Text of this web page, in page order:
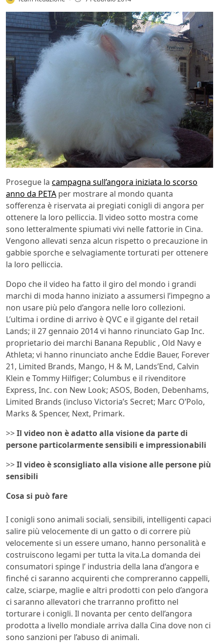
Prosegue la campagna sull’angora iniziata lo scorso
anno da PETA per mostrare al mondo quanta
sofferenza è riservata ai pregiati conigli di angora per
ottenere la loro pelliccia. Il video sotto mostra come
sono letteralmente spiumati vivi nelle fattorie in Cina.
Vengono allevati senza alcun rispetto o precauzione in
gabbie sporche e selvagiamente torturati per ottenere
la loro pelliccia.
Dopo che il video ha fatto il giro del mondo i grandi
marchi di moda hanno iniziato a assumersi l’impegno a
non usare più pelo d’angora nelle loro collezioni.
L’ultima i ordine di arrivo è QVC e il gigante del retail
Lands; il 27 gennaio 2014 vi hanno rinunciato Gap Inc.
proprietario dei marchi Banana Republic , Old Navy e
Athleta; vi hanno rinunciato anche Eddie Bauer, Forever
21, Limited Brands, Mango, H & M, Lands’End, Calvin
Klein e Tommy Hilfiger; Columbus e il rivenditore
Express, Inc. con New Look; ASOS, Boden, Debenhams,
Limited Brands (incluso Victoria’s Secret; Marc O’Polo,
Marks & Spencer, Next, Primark.
>>Il video non è adatto alla visione da parte di
persone particolarmente sensibili e impressionabili
>>Il video è sconsigliato alla visione alle persone più
sensibili
Cosa si può fare
I conigli sono animali sociali, sensibili, intelligenti capaci
salire più velocemente di un gatto o di correre più
velocemente si un essere umano, hanno personalità e
costruiscono legami per tutta la vita.La domanda dei
consumatori spinge l’ industria della lana d’angora e
finché ci saranno acquirenti che compreranno cappelli,
calze, sciarpe, maglie e altri prodotti con pelo d’angora
ci saranno allevatori che trarranno profitto nel
torturare i conigli. Il novanta per cento dell’angora
prodotta a livello mondiale arriva dalla Cina dove non ci
sono sanzioni per l’abuso di animali.